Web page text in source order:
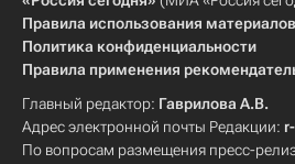
Правила использования материалов
Политика конфиденциальности
Правила применения
Главный редактор: Гаврилова А.В.
Адрес электронной почты Редакции:
По вопросам размещения пресс-